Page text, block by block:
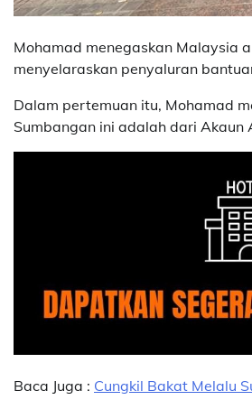
Mohamad menegaskan Malaysia
menyelaraskan penyaluran
Dalam pertemuan itu, Mohamad
Sumbangan ini adalah dari Akaun
Baca Juga : Cungkil Bakat Melalu